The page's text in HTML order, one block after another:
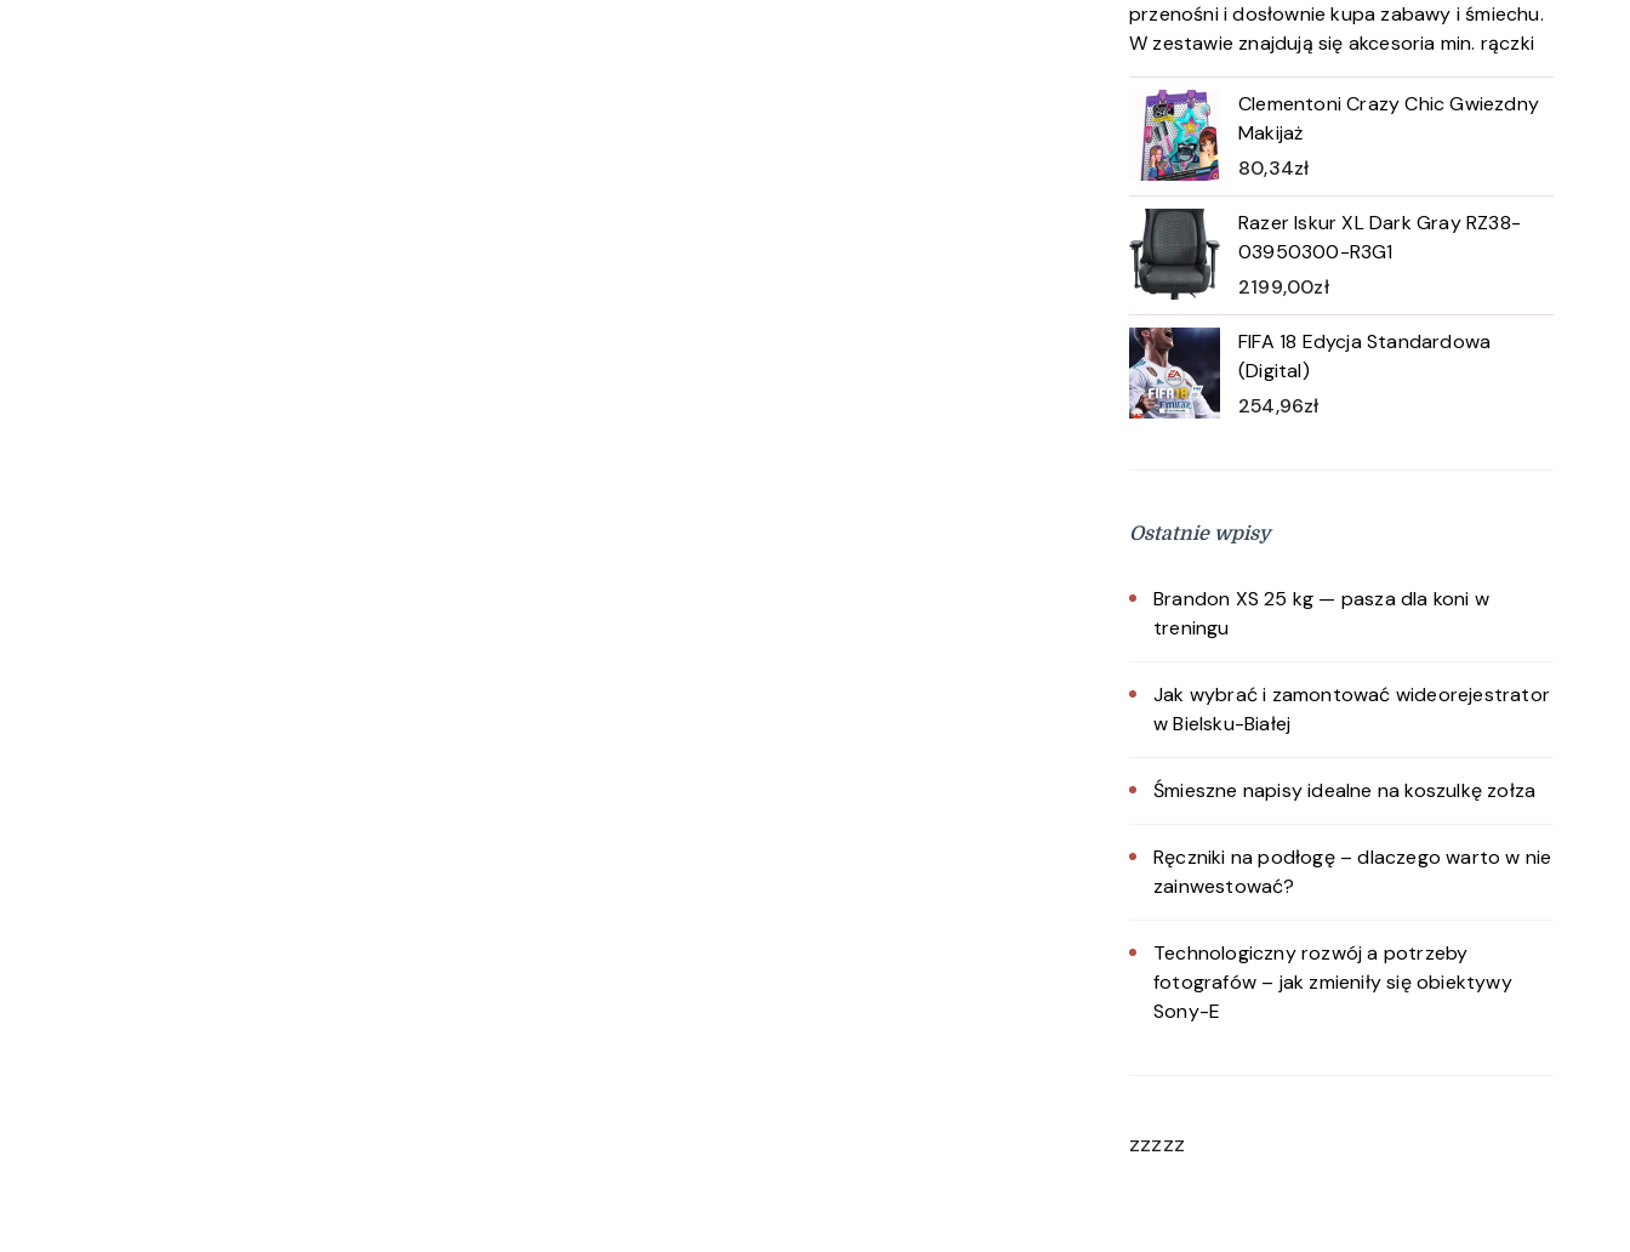
przenośni i dosłownie kupa zabawy i śmiechu.
W zestawie znajdują się akcesoria min. rączki
Clementoni Crazy Chic Gwiezdny
Makijaż
80,34zł
Razer Iskur XL Dark Gray RZ38-
03950300-R3G1
2199,00zł
FIFA 18 Edycja Standardowa
(Digital)
254,96zł
Ostatnie wpisy
Brandon XS 25 kg — pasza dla koni w
treningu
Jak wybrać i zamontować wideorejestrator
w Bielsku-Białej
Śmieszne napisy idealne na koszulkę zołza
Ręczniki na podłogę – dlaczego warto w nie
zainwestować?
Technologiczny rozwój a potrzeby
fotografów – jak zmieniły się obiektywy
Sony-E
zzzzz